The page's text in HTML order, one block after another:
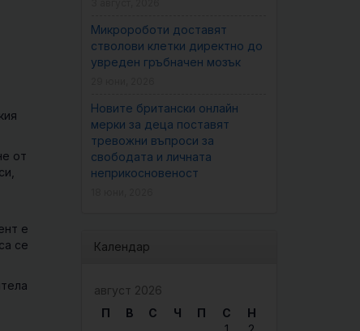
от
е
се
Микророботи доставят
стволови клетки директно до
увреден гръбначен мозък
Новите британски онлайн
мерки за деца поставят
тревожни въпроси за
свободата и личната
неприкосновеност
Календар
август 2026
П
В С Ч П С
Н